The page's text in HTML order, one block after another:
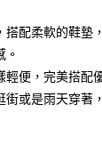
搭配柔軟的鞋墊
輕便，完美搭配
街或是雨天穿著